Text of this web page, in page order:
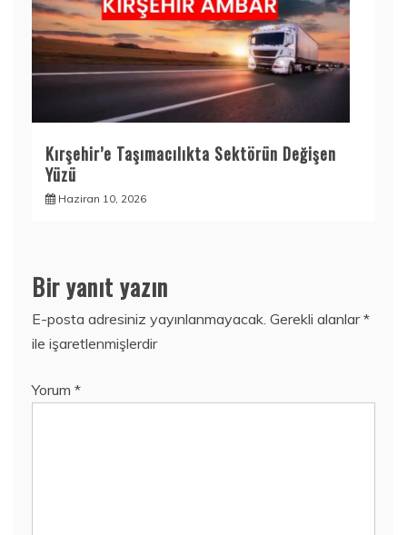
Kırşehir’e Taşımacılıkta Sektörün Değişen
Yüzü
Haziran 10, 2026
Bir yanıt yazın
E-posta adresiniz yayınlanmayacak. Gerekli alanlar*
ile işaretlenmişlerdir
Yorum *